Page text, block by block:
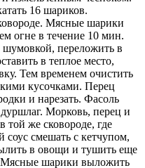
16 шариков.
Мясные шарики
огне в течение 10 мин.
шумовкой, переложить в
в теплое место,
Тем временем очистить
кусочками. Перец
и нарезать. Фасоль
Морковь, перец и
той же сковороде, где
смешать с кетчупом,
в овощи и тушить еще
шарики выложить